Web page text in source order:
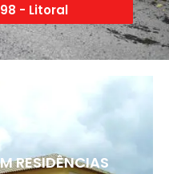
- Litoral
RESIDÊNCIAS